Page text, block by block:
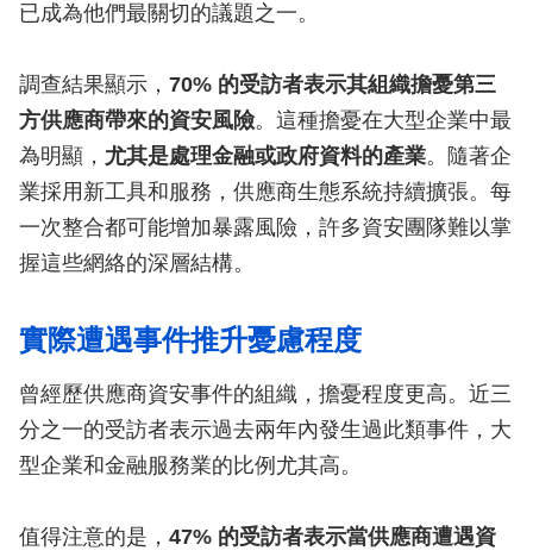
已成為他們最關切的議題之一。
調查結果顯示， 70% 的受訪者表示其組織擔憂第三
方供應商帶來的資安風險。這種擔憂在大型企業中最
為明顯， 尤其是處理金融或政府資料的產業。隨著企
業採用新工具和服務，供應商生態系統持續擴張。每
一次整合都可能增加暴露風險，許多資安團隊難以掌
握這些網絡的深層結構。
實際遭遇事件推升憂慮程度
曾經歷供應商資安事件的組織，擔憂程度更高。近三
分之一的受訪者表示過去兩年內發生過此類事件，大
型企業和金融服務業的比例尤其高。
值得注意的是， 47% 的受訪者表示當供應商遭遇資